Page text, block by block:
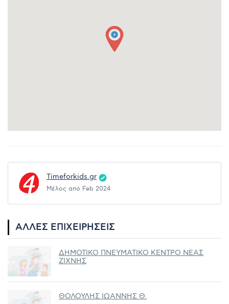
Timeforkids.gr
Μέλος από Feb 2024
ΆΛΛΕΣ ΕΠΙΧΕΙΡΉΣΕΙΣ
ΔΗΜΟΤΙΚΟ ΠΝΕΥΜΑΤΙΚΟ ΚΕΝΤΡΟ ΝΕΑΣ
ΖΙΧΝΗΣ
ΘΟΛΟΥΛΗΣ ΙΩΑΝΝΗΣ Θ.